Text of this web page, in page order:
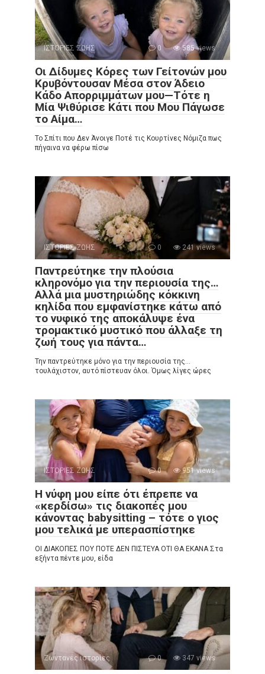
ΙΣΤΟΡΙΕΣ ΖΩΗΣ 0 585 views
Οι Δίδυμες Κόρες των Γείτονών μου
Κρυβόντουσαν Μέσα στον Άδειο
Κάδο Απορριμμάτων μου—Τότε η
Μία Ψιθύρισε Κάτι που Μου Πάγωσε
το Αίμα…
Το Σπίτι που Δεν Άνοιγε Ποτέ τις Κουρτίνες Νόμιζα πως
πήγαινα να φέρω πίσω
ΙΣΤΟΡΙΕΣ ΖΩΗΣ 0 241 views
Παντρεύτηκε την πλούσια
κληρονόμο για την περιουσία της…
Αλλά μια μυστηριώδης κόκκινη
κηλίδα που εμφανίστηκε κάτω από
το νυφικό της αποκάλυψε ένα
τρομακτικό μυστικό που άλλαξε τη
ζωή τους για πάντα…
Την παντρεύτηκε μόνο για την περιουσία της…
τουλάχιστον, αυτό πίστευαν όλοι. Όμως λίγες ώρες
ΙΣΤΟΡΙΕΣ ΖΩΗΣ 0 951 views
Η νύφη μου είπε ότι έπρεπε να
«κερδίσω» τις διακοπές μου
κάνοντας babysitting – τότε ο γιος
μου τελικά με υπερασπίστηκε
ΟΙ ΔΙΑΚΟΠΕΣ ΠΟΥ ΠΟΤΕ ΔΕΝ ΠΙΣΤΕΥΑ ΟΤΙ ΘΑ ΕΚΑΝΑ Στα
εξήντα πέντε μου, είδα
Ζωντανές ιστορίες 0 347 views